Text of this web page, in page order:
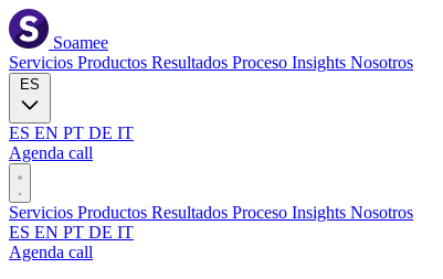
Soamee
Servicios Productos Resultados Proceso Insights Nosotros
ES EN PT DE IT
Agenda call
Servicios Productos Resultados Proceso Insights Nosotros
ES EN PT DE IT
Agenda call